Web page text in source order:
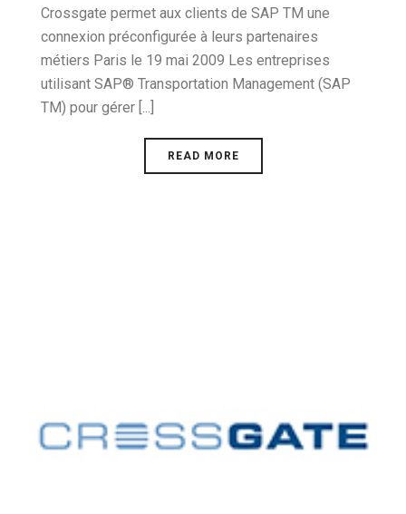
Crossgate permet aux clients de SAP TM une
connexion préconfigurée à leurs partenaires
métiers Paris le 19 mai 2009 Les entreprises
utilisant SAP® Transportation Management (SAP
TM) pour gérer [...]
READ MORE